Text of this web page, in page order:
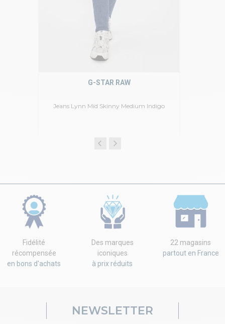
Jeans Lynn Mid Skinny Medium Indigo
G-STAR RAW
Fidélité
récompensée
en bons d'achats
Des marques
iconiques
à prix réduits
22 magasins
partout en France
NEWSLETTER